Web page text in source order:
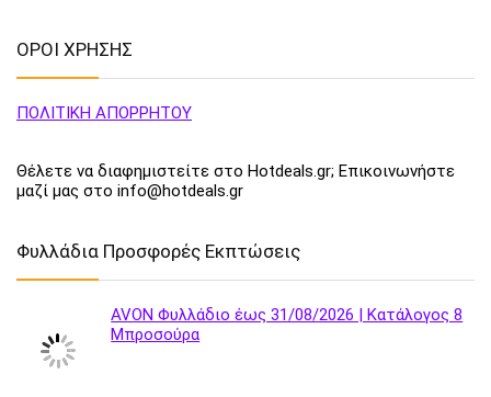
ΟΡΟΙ ΧΡΗΣΗΣ
ΠΟΛΙΤΙΚΗ ΑΠΟΡΡΗΤΟΥ
Θέλετε να διαφημιστείτε στο Hotdeals.gr; Επικοινωνήστε
μαζί μας στο info@hotdeals.gr
Φυλλάδια Προσφορές Εκπτώσεις
AVON Φυλλάδιο έως 31/08/2026 | Κατάλογος 8
Μπροσούρα